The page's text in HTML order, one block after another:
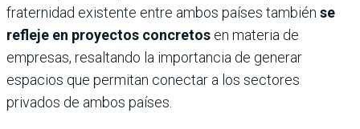
fraternidad existente entre ambos países también se
refleje en proyectos concretos en materia de
empresas, resaltando la importancia de generar
espacios que permitan conectar a los sectores
privados de ambos países.